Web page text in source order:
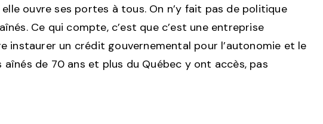
ouvre ses portes à tous. On n’y fait pas de politique
Ce qui compte, c’est que c’est une entreprise
instaurer un crédit gouvernemental pour l’autonomie et le
de 70 ans et plus du Québec y ont accès, pas